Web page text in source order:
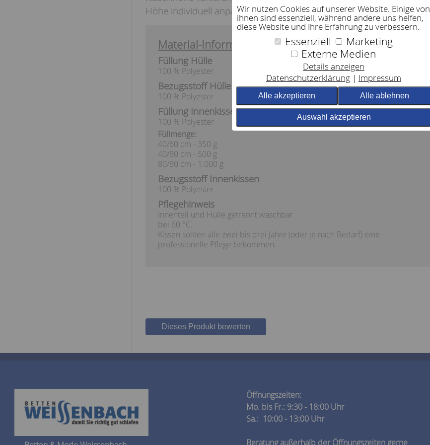
Höhe individuell anpassen.
Material-Information:
Füllung Hülle
100 % Polyester
Bezugsstoff Hülle
100 % Polyester
Füllung Innenkissen
100 % Polyester
Füllmenge:
40/60 cm - 350 g
40/80 cm - 500 g
80/80 cm - 1.000 g
Bezugsstoff Innenkissen
100 % Polyester
Pflegehinweis
Innenteil und Hülle getrennt waschbar
bei 60 °C.
Kissen sollten alle zwei bis drei Jahre (oder je nach Bedarf) eine
professionelle Pflege bekommen.
Dieses Produkt bewerten
Wir nutzen Cookies auf unserer Website. Einige von
ihnen sind essenziell, während andere uns helfen,
diese Website und Ihre Erfahrung zu verbessern.
Essenziell
Marketing
Externe Medien
Details anzeigen
Datenschutzerklärung
Impressum
Alle akzeptieren Alle ablehnen
Auswahl akzeptieren
Öffnungszeiten:
Mo. bis Fr.: 9:30 - 18:00 Uhr
Sa.: 10:00 - 13:00 Uhr
Beratung außerhalb der Öffnungszeiten gerne